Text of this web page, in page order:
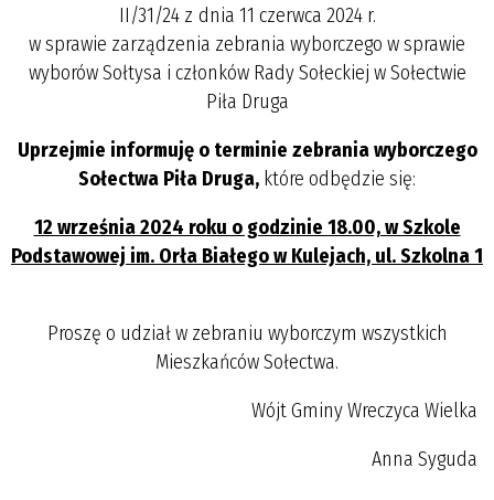
II/31/24 z dnia 11 czerwca 2024 r.
w sprawie zarządzenia zebrania wyborczego w sprawie
wyborów Sołtysa i członków Rady Sołeckiej w Sołectwie
Piła Druga
Uprzejmie informuję o terminie zebrania wyborczego
Sołectwa Piła Druga, które odbędzie się:
12 września 2024 roku o godzinie 18.00, w Szkole
Podstawowej im. Orła Białego w Kulejach, ul. Szkolna 1
Proszę o udział w zebraniu wyborczym wszystkich
Mieszkańców Sołectwa.
Wójt Gminy Wreczyca Wielka
Anna Syguda